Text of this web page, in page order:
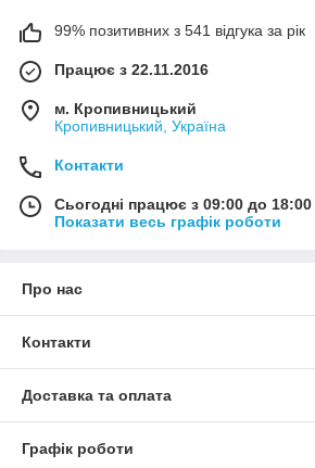
99% позитивних з 541 відгука за рік
Працює з 22.11.2016
м. Кропивницький
Кропивницький, Україна
Контакти
Сьогодні працює з 09:00 до 18:00
Показати весь графік роботи
Про нас
Контакти
Доставка та оплата
Графік роботи